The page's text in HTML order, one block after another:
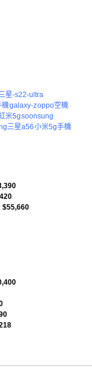
星-s22-ultra
機galaxy-zoppo空機
米5gsoonsung
三星a56小米5g手機
$55,660